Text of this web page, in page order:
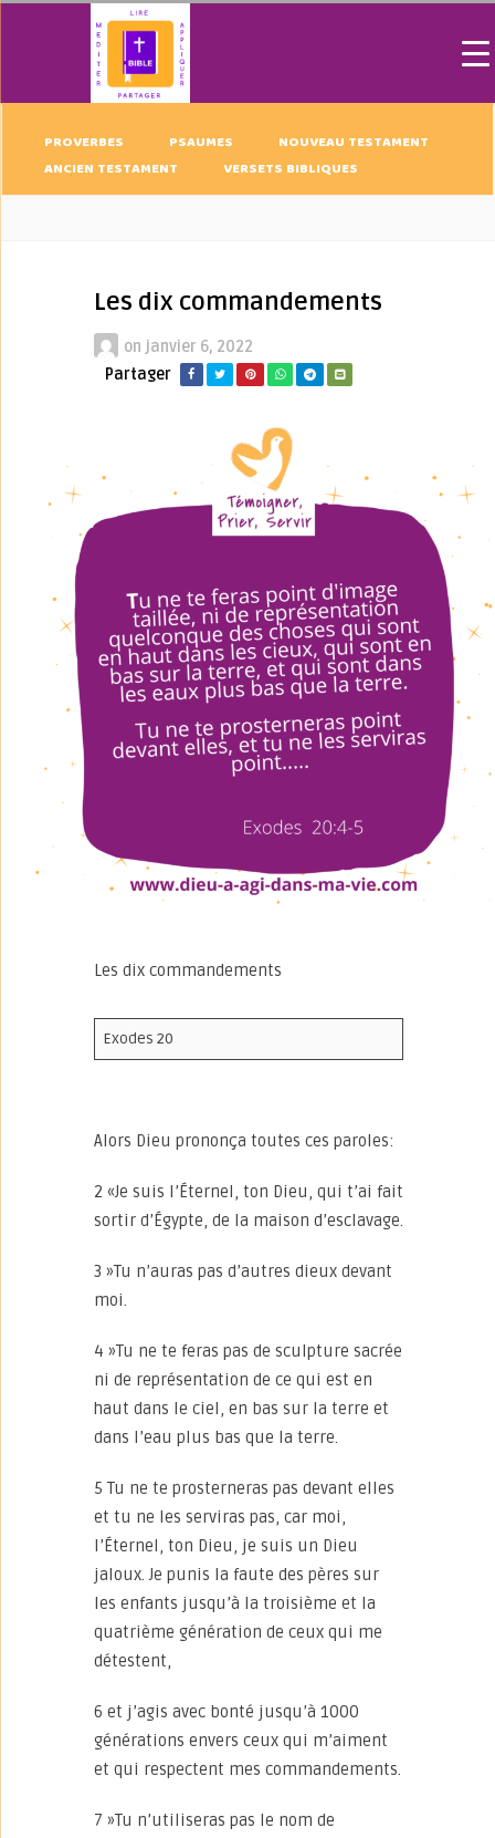
PROVERBES PSAUMES
NOUVEAU TESTAMENT
ANCIEN TESTAMENT
VERSETS BIBLIQUES
Les dix commandements
on janvier 6, 2022
Partager
Les dix commandements
Exodes 20
Alors Dieu prononça toutes ces paroles:
2 «Je suis l’Éternel, ton Dieu, qui t’ai fait
sortir d’Égypte, de la maison d’esclavage.
3 »Tu n’auras pas d’autres dieux devant
moi.
4 »Tu ne te feras pas de sculpture sacrée
ni de représentation de ce qui est en
haut dans le ciel, en bas sur la terre et
dans l’eau plus bas que la terre.
5 Tu ne te prosterneras pas devant elles
et tu ne les serviras pas, car moi,
l’Éternel, ton Dieu, je suis un Dieu
jaloux. Je punis la faute des pères sur
les enfants jusqu’à la troisième et la
quatrième génération de ceux qui me
détestent,
6 et j’agis avec bonté jusqu’à 1000
générations envers ceux qui m’aiment
et qui respectent mes commandements.
7 »Tu n’utiliseras pas le nom de